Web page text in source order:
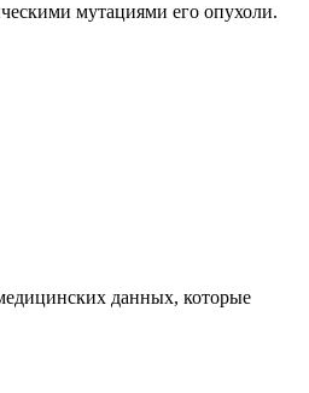
мутациями его опухоли.
данных, которые